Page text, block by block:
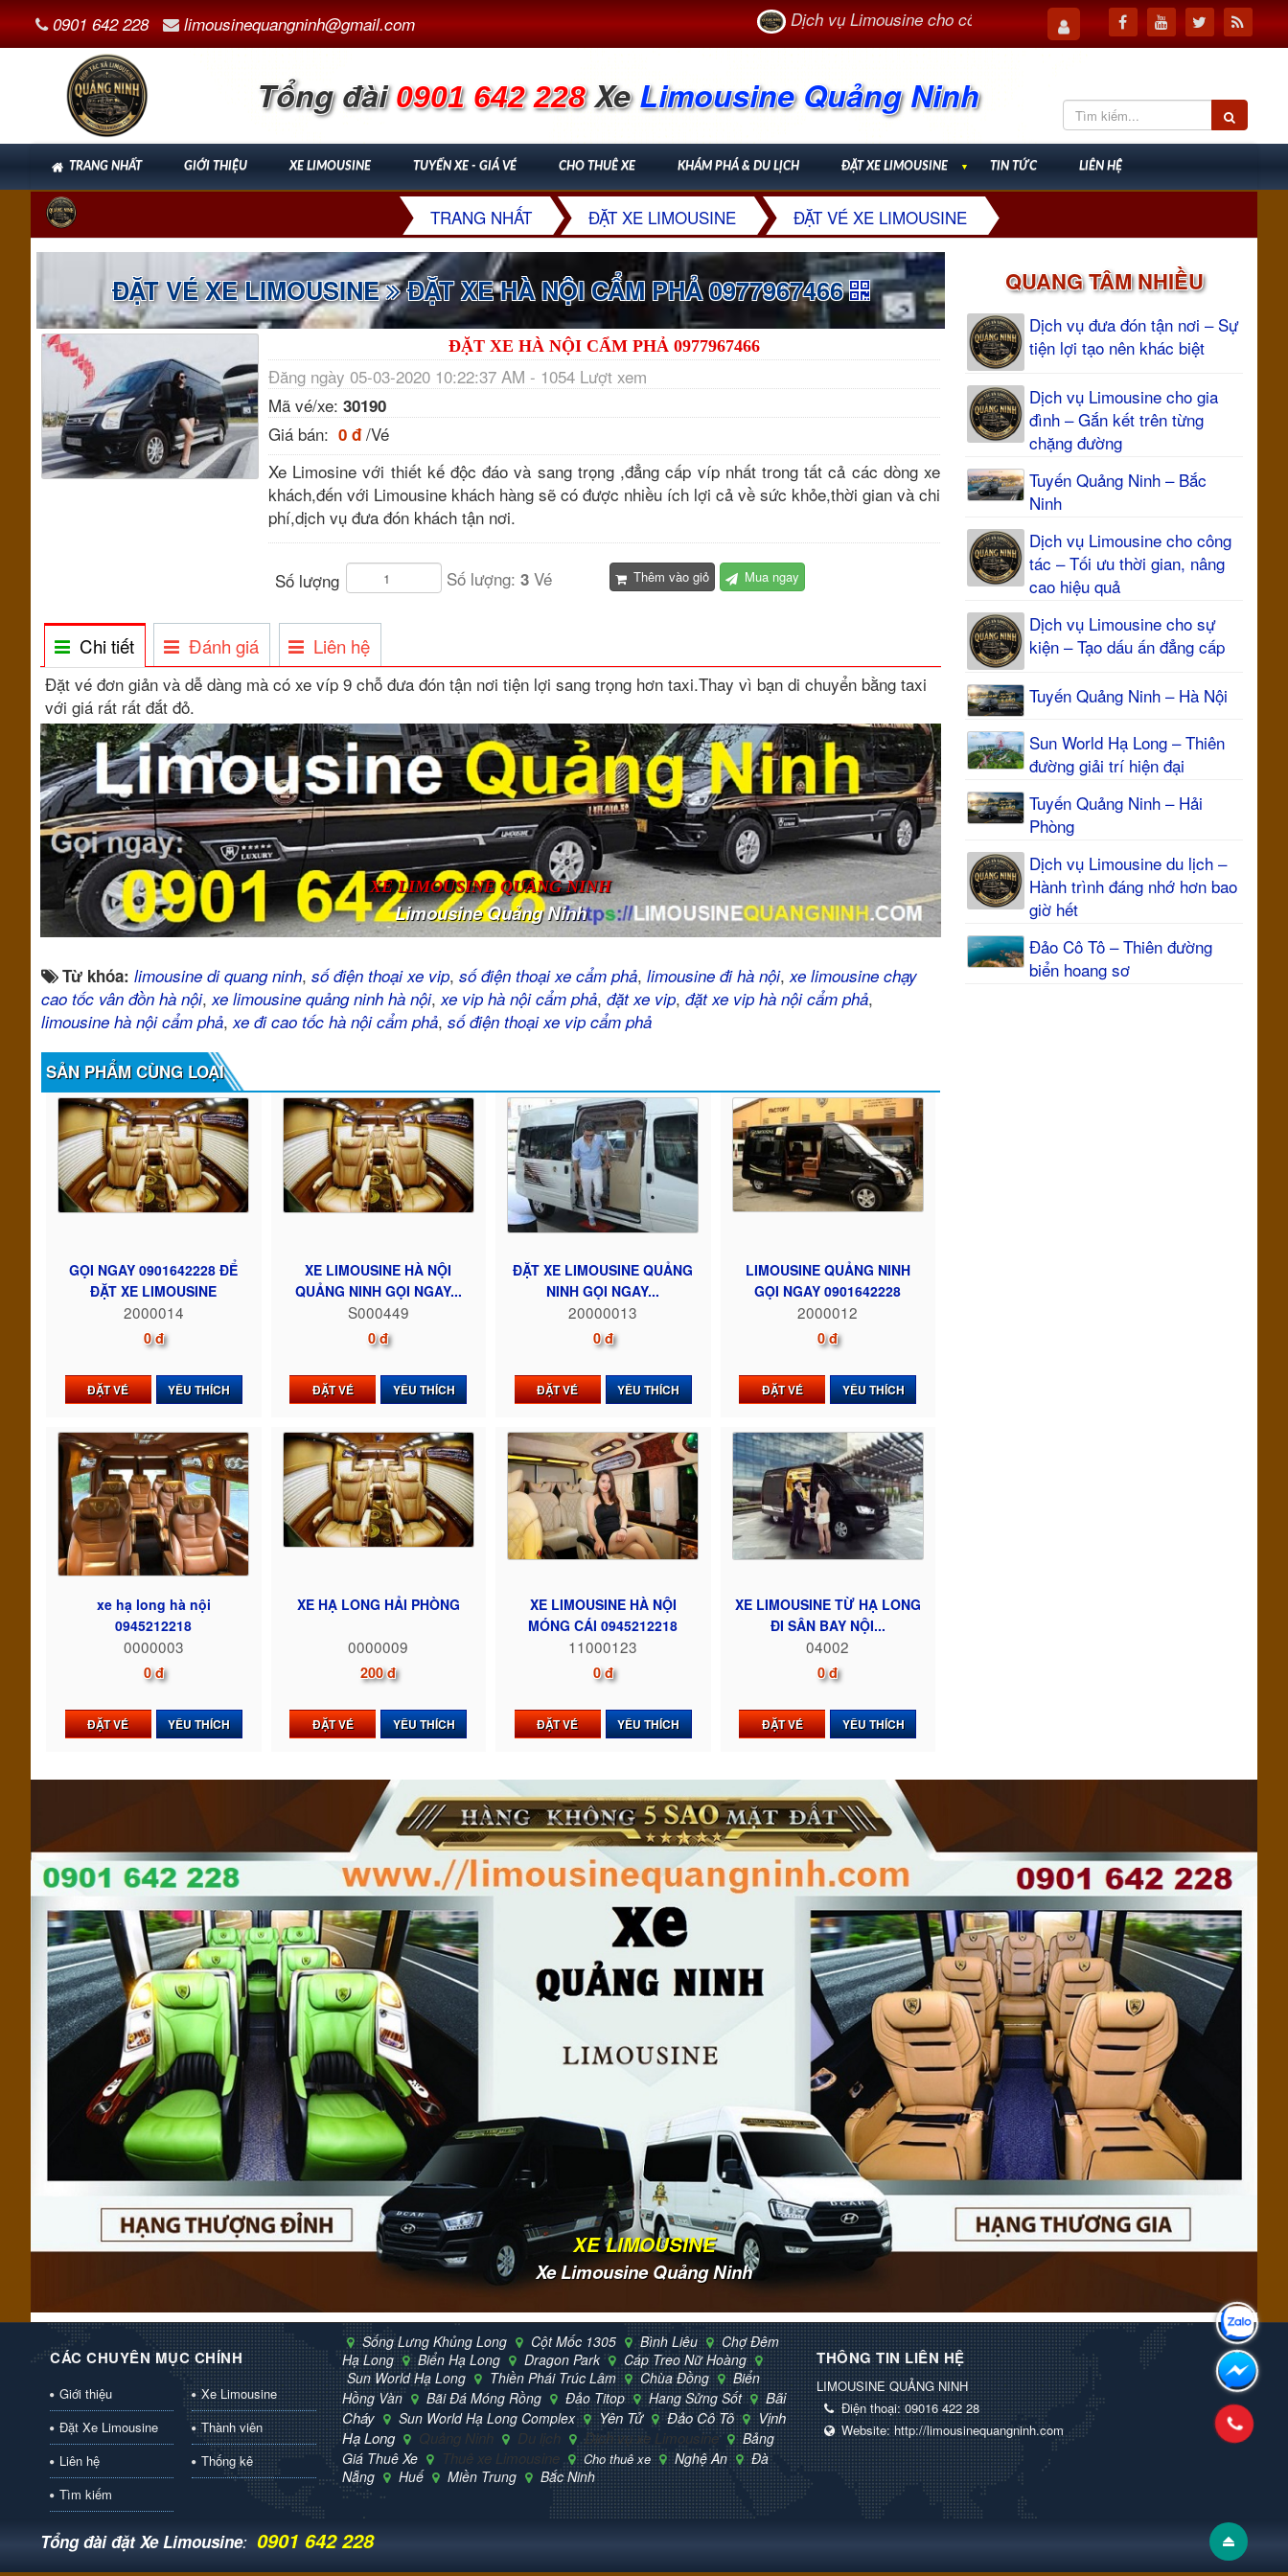
0901 642 228 limousinequangninh@gmail.com Dịch vụ Limousine cho công tác – Tối ưu thời gian, nâng cao hiệu quả
Tổng đài 0901 642 228XeLimousine Quảng Ninh
TRANG NHẤT GIỚI THIỆU XE LIMOUSINE TUYẾN XE - GIÁ VÉ CHO THUÊ XE KHÁM PHÁ & DU LỊCH ĐẶT XE LIMOUSINE ▼ TIN TỨC LIÊN HỆ
TRANG NHẤT ĐẶT XE LIMOUSINE ĐẶT VÉ XE LIMOUSINE
ĐẶT VÉ XE LIMOUSINE ĐẶT XE HÀ NỘI CẨM PHẢ 0977967466
ĐẶT XE HÀ NỘI CẨM PHẢ 0977967466
Đăng ngày 05-03-2020 10:22:37 AM - 1054 Lượt xem
Mã vé/xe: 30190
Giá bán: 0 đ /Vé
Xe Limosine với thiết kế độc đáo và sang trọng ,đẳng cấp víp nhất trong tất cả các dòng xe
khách,đến với Limousine khách hàng sẽ có được nhiều ích lợi cả về sức khỏe,thời gian và chi
phí,dịch vụ đưa đón khách tận nơi.
Số lượng Số lượng: 3 Vé Thêm vào giỏ Mua ngay
Chi tiết Đánh giá Liên hệ
Đặt vé đơn giản và dễ dàng mà có xe víp 9 chỗ đưa đón tận nơi tiện lợi sang trọng hơn taxi.Thay vì bạn di chuyển bằng taxi
với giá rất rất đắt đỏ.
XE LIMOUSINE QUẢNG NINH
Limousine Quảng Ninh
Từ khóa: limousine di quang ninh, số điện thoại xe vip, số điện thoại xe cẩm phả, limousine đi hà nội,xe limousine chạy
cao tốc vân đồn hà nội,xe limousine quảng ninh hà nội,xe vip hà nội cẩm phả, đặt xe vip, đặt xe vip hà nội cẩm phả,
limousine hà nội cẩm phả,xe đi cao tốc hà nội cẩm phả, số điện thoại xe vip cẩm phả
SẢN PHẨM CÙNG LOẠI
GỌI NGAY 0901642228 ĐỂ
ĐẶT XE LIMOUSINE
2000014
0 đ
ĐẶT VÉ YÊU THÍCH
XE LIMOUSINE HÀ NỘI
QUẢNG NINH GỌI NGAY...
S000449
0 đ
ĐẶT VÉ YÊU THÍCH
ĐẶT XE LIMOUSINE QUẢNG
NINH GỌI NGAY...
20000013
0 đ
ĐẶT VÉ YÊU THÍCH
LIMOUSINE QUẢNG NINH
GỌI NGAY 0901642228
2000012
0 đ
ĐẶT VÉ YÊU THÍCH
xe hạ long hà nội
0945212218
0000003
0 đ
ĐẶT VÉ YÊU THÍCH
XE HẠ LONG HẢI PHÒNG
0000009
200 đ
ĐẶT VÉ YÊU THÍCH
XE LIMOUSINE HÀ NỘI
MÓNG CÁI 0945212218
11000123
0 đ
ĐẶT VÉ YÊU THÍCH
XE LIMOUSINE TỪ HẠ LONG
ĐI SÂN BAY NỘI...
04002
0 đ
ĐẶT VÉ YÊU THÍCH
QUANG TÂM NHIỀU
Dịch vụ đưa đón tận nơi – Sự
tiện lợi tạo nên khác biệt
Dịch vụ Limousine cho gia
đình – Gắn kết trên từng
chặng đường
Tuyến Quảng Ninh – Bắc
Ninh
Dịch vụ Limousine cho công
tác – Tối ưu thời gian, nâng
cao hiệu quả
Dịch vụ Limousine cho sự
kiện – Tạo dấu ấn đẳng cấp
Tuyến Quảng Ninh – Hà Nội
Sun World Hạ Long – Thiên
đường giải trí hiện đại
Tuyến Quảng Ninh – Hải
Phòng
Dịch vụ Limousine du lịch –
Hành trình đáng nhớ hơn bao
giờ hết
Đảo Cô Tô – Thiên đường
biển hoang sơ
XE LIMOUSINE
Xe Limousine Quảng Ninh
CÁC CHUYÊN MỤC CHÍNH
Giới thiệu
Xe Limousine
Đặt Xe Limousine
Thành viên
Liên hệ
Thống kê
Tìm kiếm
ĐANG TRUY CẬP: 11 QR-CODE
Sống Lưng Khủng Long Cột Mốc 1305 Bình Liêu
Chợ Đêm
Hạ Long
Biển Hạ Long Dragon Park
Cáp Treo Nữ Hoàng
Sun World Hạ Long
Thiền Phái Trúc Lâm Chùa Đồng
Biển
Hồng Vàn
Bãi Đá Móng Rồng Đảo Titop Hang Sửng Sốt
Bãi
Cháy
Sun World Hạ Long Complex Yên Tử Đảo Cô Tô
Vịnh
Hạ Long
Quảng Ninh Du lịch Dịch vụ xe Limousine
Bảng
Giá Thuê Xe
Thuê xe Limousine Cho thuê xe Nghệ An
Đà
Nẵng
Huế Miền Trung Bắc Ninh
THÔNG TIN LIÊN HỆ
LIMOUSINE QUẢNG NINH
Điện thoại:09016 422 28
Website:http://limousinequangninh.com
Tổng đài đặt Xe Limousine: 0901 642 228